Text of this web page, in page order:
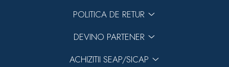
POLITICA DE RETUR
DEVINO PARTENER
ACHIZITII SEAP/SICAP